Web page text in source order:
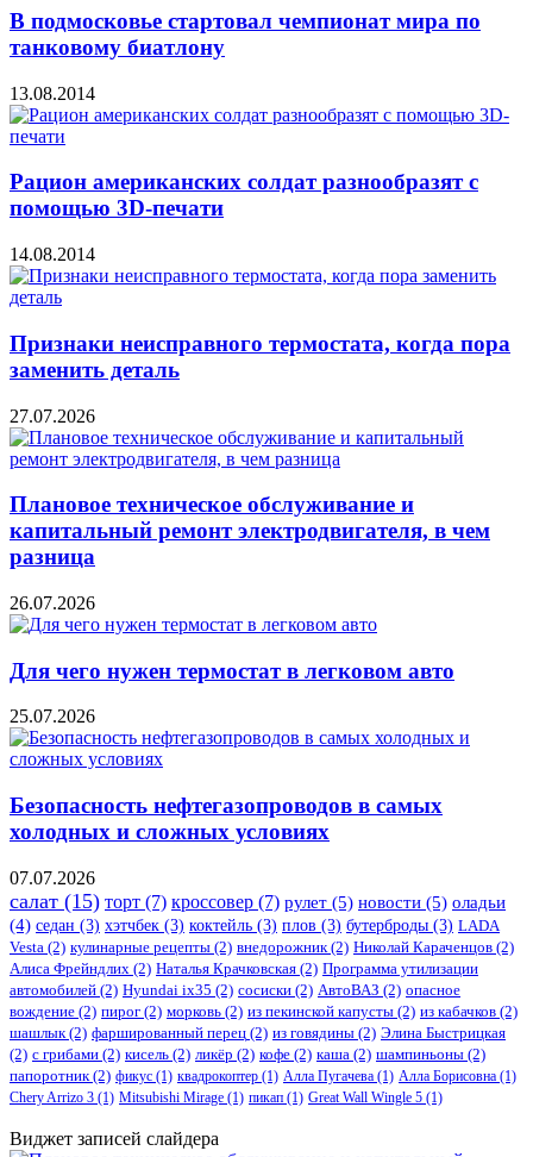
В подмосковье стартовал чемпионат мира по
танковому биатлону
13.08.2014
Рацион американских солдат разнообразят с
помощью 3D-печати
14.08.2014
Признаки неисправного термостата, когда пора
заменить деталь
27.07.2026
Плановое техническое обслуживание и
капитальный ремонт электродвигателя, в чем
разница
26.07.2026
Для чего нужен термостат в легковом авто
25.07.2026
Безопасность нефтегазопроводов в самых
холодных и сложных условиях
07.07.2026
салат (15) торт (7) кроссовер (7) рулет (5) новости (5) оладьи
(4) седан (3) хэтчбек (3) коктейль (3) плов (3) бутерброды (3) LADA
Vesta (2) кулинарные рецепты (2) внедорожник (2) Николай Караченцов (2)
Алиса Фрейндлих (2) Наталья Крачковская (2) Программа утилизации
автомобилей (2) ​Hyundai ix35 (2) сосиски (2) АвтоВАЗ (2) опасное
вождение (2) пирог (2) морковь (2) из пекинской капусты (2) из кабачков (2)
шашлык (2) фаршированный перец (2) из говядины (2) Элина Быстрицкая
(2) с грибами (2) кисель (2) ликёр (2) кофе (2) каша (2) шампиньоны (2)
папоротник (2) фикус (1) квадрокоптер (1) Алла Пугачева (1) Алла Борисовна (1)
Chery Arrizo 3 (1) Mitsubishi Mirage (1) пикап (1) Great Wall Wingle 5 (1)
Виджет записей слайдера